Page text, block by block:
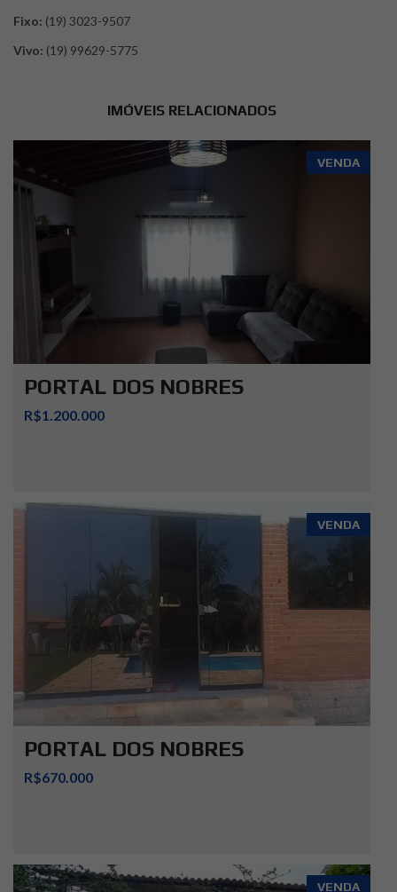
Fixo: (19) 3023-9507
Vivo: (19) 99629-5775
IMÓVEIS RELACIONADOS
VENDA
PORTAL DOS NOBRES
R$1.200.000
VENDA
PORTAL DOS NOBRES
R$670.000
VENDA